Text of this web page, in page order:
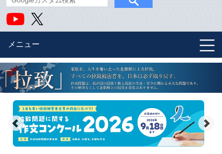
メニュー
北朝鮮による拉致問題
政府主催イベント
国際社会との連携
広報・啓発資料
オールジャパンの取組